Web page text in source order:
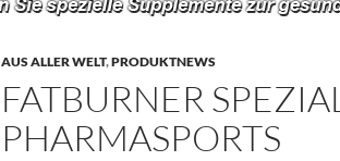
AUS ALLER WELT,PRODUKTNEWS
FATBURNER
PHARMASPORTS